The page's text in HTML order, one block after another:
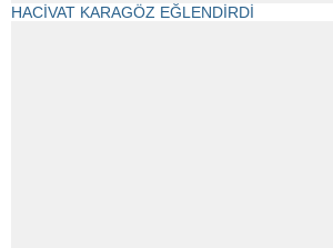
HACİVAT KARAGÖZ EĞLENDİRDİ